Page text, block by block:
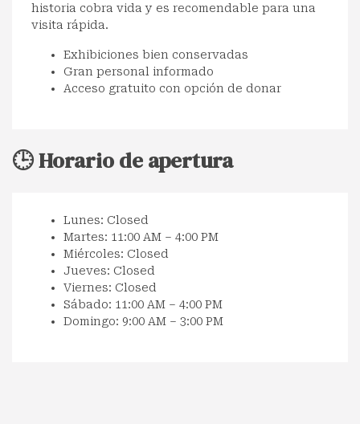
historia cobra vida y es recomendable para una
visita rápida.
Exhibiciones bien conservadas
Gran personal informado
Acceso gratuito con opción de donar
🕒 Horario de apertura
Lunes: Closed
Martes: 11:00 AM – 4:00 PM
Miércoles: Closed
Jueves: Closed
Viernes: Closed
Sábado: 11:00 AM – 4:00 PM
Domingo: 9:00 AM – 3:00 PM